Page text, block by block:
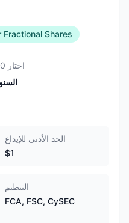
Fractional Shares
اختار 140,000 من المتداولين هذا الوسيط
الحد الأدنى للإيداع
$1
التنظيم
FCA, FSC, CySEC